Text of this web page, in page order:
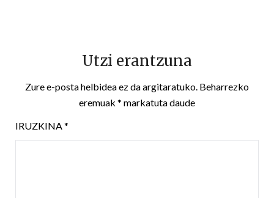
Utzi erantzuna
Zure e-posta helbidea ez da argitaratuko. Beharrezko
eremuak * markatuta daude
IRUZKINA*